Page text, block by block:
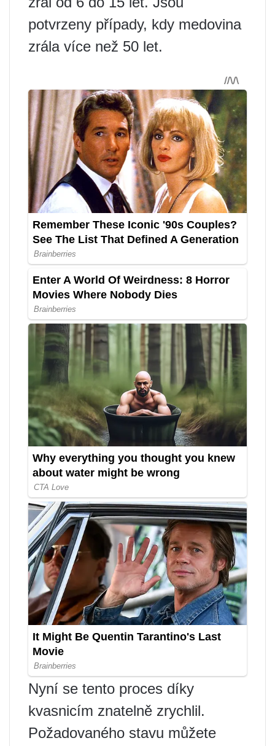
potvrzeny případy, kdy medovina
zrála více než 50 let.
Nyní se tento proces díky
kvasnicím znatelně zrychlil.
Požadovaného stavu můžete